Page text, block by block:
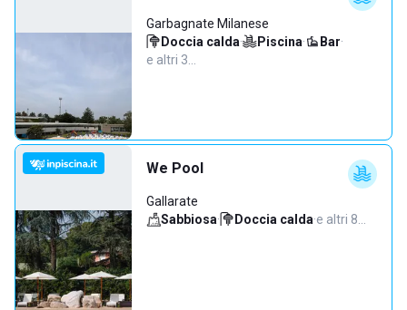
Garbagnate Milanese
Doccia calda· Piscina· Bar·
e altri 3…
We Pool
Gallarate
Sabbiosa· Doccia calda·e altri 8…